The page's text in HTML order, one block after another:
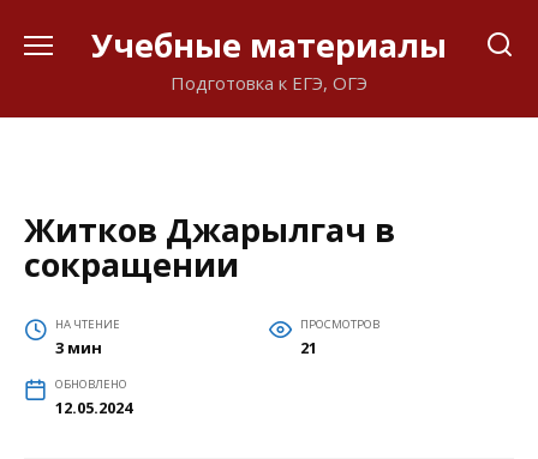
Учебные материалы
Подготовка к ЕГЭ, ОГЭ
Житков Джарылгач в
сокращении
НА ЧТЕНИЕ
3 мин
ПРОСМОТРОВ
21
ОБНОВЛЕНО
12.05.2024